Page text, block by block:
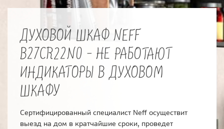
ДУХОВОЙ ШКАФ NEFF
B27CR22N0 - НЕ РАБОТАЮТ
ИНДИКАТОРЫ В ДУХОВОМ
ШКАФУ
Сертифицированный специалист Neff осуществит
выезд на дом в кратчайшие сроки, проведет